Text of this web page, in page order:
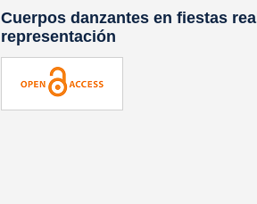
Cuerpos danzantes en fiestas
representación